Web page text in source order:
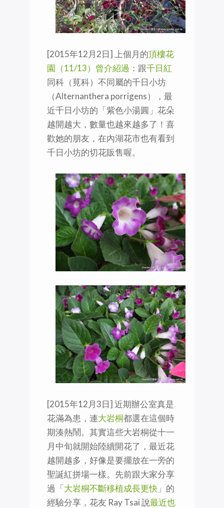
[2015年12月2日] 上個月的頂樓花
園（11/13）曾介紹過 ：跟千日紅
同科（莧科）不同屬的千日小坊
（Alternanthera porrigens），最
近千日小坊的「紫色小湯圓」花朵
越開越大，數量也越來越多了！喜
歡她的朋友，在內湖花市也有看到
千日小坊的切花販售喔。
[2015年12月3日] 近期辦公室真是
花滿為患，連大岩桐都選在這個時
期湊熱鬧。其實這些大岩桐從十一
月中旬就開始陸續開花了，最近花
越開越多，好像是要擺放在一旁的
聖誕紅拼場一樣。先前跟大家分享
過「大岩桐不斷移植成長更快 」的
經驗分享，花友 Ray Tsai 說最近也